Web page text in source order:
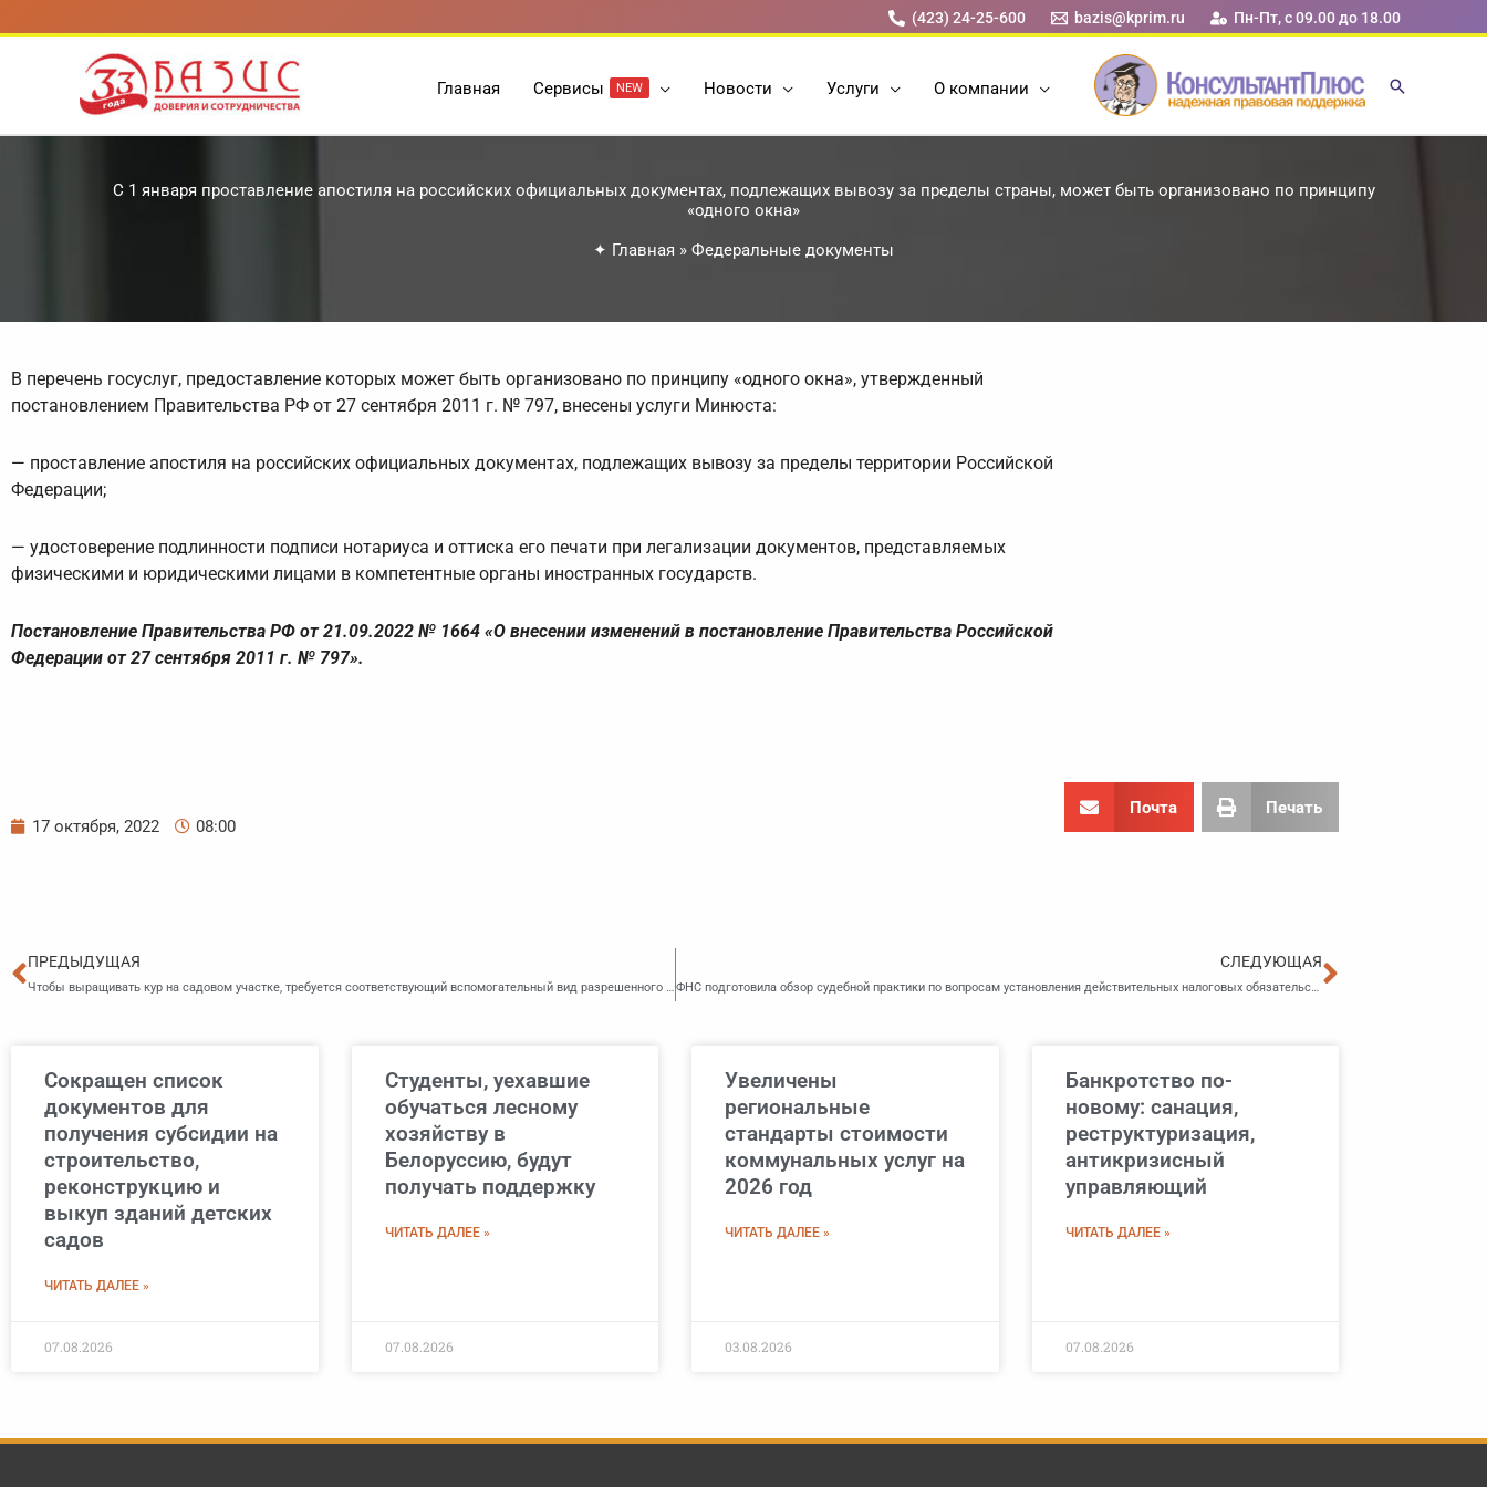
к
содержимому
(423) 24-25-600 bazis@kprim.ru Пн-Пт, с 09.00 до 18.00
Главная Cервисы NEW Новости Услуги О компании
С 1 января проставление апостиля на российских официальных документах, подлежащих вывозу за пределы страны, может быть организовано по принципу
«одного окна»
✦ Главная » Федеральные документы
В перечень госуслуг, предоставление которых может быть организовано по принципу «одного окна», утвержденный
постановлением Правительства РФ от 27 сентября 2011 г. № 797, внесены услуги Минюста:
— проставление апостиля на российских официальных документах, подлежащих вывозу за пределы территории Российской
Федерации;
— удостоверение подлинности подписи нотариуса и оттиска его печати при легализации документов, представляемых
физическими и юридическими лицами в компетентные органы иностранных государств.
Постановление Правительства РФ от 21.09.2022 № 1664 «О внесении изменений в постановление Правительства Российской
Федерации от 27 сентября 2011 г. № 797».
17 октября, 2022 08:00
Почта Печать
Пред
ПРЕДЫДУЩАЯ
Чтобы выращивать кур на садовом участке, требуется соответствующий вспомогательный вид разрешенного использования
СЛЕДУЮЩАЯ
ФНС подготовила обзор судебной практики по вопросам установления действительных налоговых обязательств налогоплательщика по итогам налоговой проверки
Сокращен список
документов для
получения субсидии на
строительство,
реконструкцию и
выкуп зданий детских
садов
ЧИТАТЬ ДАЛЕЕ »
07.08.2026
Студенты, уехавшие
обучаться лесному
хозяйству в
Белоруссию, будут
получать поддержку
ЧИТАТЬ ДАЛЕЕ »
07.08.2026
Увеличены
региональные
стандарты стоимости
коммунальных услуг на
2026 год
ЧИТАТЬ ДАЛЕЕ »
03.08.2026
Банкротство по-
новому: санация,
реструктуризация,
антикризисный
управляющий
ЧИТАТЬ ДАЛЕЕ »
07.08.2026